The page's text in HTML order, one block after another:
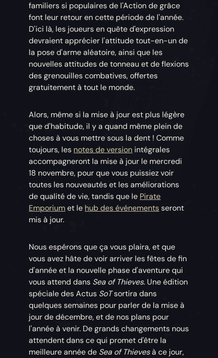
familiers si populaires de l'Action de grâce
font leur retour en cette période de l'année.
D'ici là, les joueurs en quête d'expression
devraient apprécier l'attitude tout-en-un de
la pose d'arme aléatoire, ainsi que les
nouvelles attitudes de tonneau et de flexions
des grenouilles combatives, offertes
gratuitement à tout le monde.
Alors, même si la mise à jour est plus légère
que d'habitude, il y a quand même plein de
choses à vous mettre sous la dent ! Comme
toujours, les notes de version intégrales
accompagneront la mise à jour le mercredi
18 novembre, pour que vous puissiez voir
toutes les nouveautés et les améliorations
de qualité de vie, tandis que le Pirate
Emporiumet le hub des événementsseront
mis à jour.
Nous espérons que ça vous plaira, et que
vous avez hâte de voir arriver les fêtes de fin
d'année et la nouvelle phase d'aventure qui
vous attend dans Sea of Thieves. Une édition
spéciale des Actus SoTsortira dans
quelques semaines pour parler de la mise à
jour de décembre, et de nos plans pour
l'année à venir. De grands changements nous
attendent dans ce qui promet d'être la
meilleure année de Sea of Thievesà ce jour,